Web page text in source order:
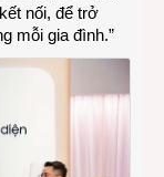
nối, để trở
mỗi gia đình.”